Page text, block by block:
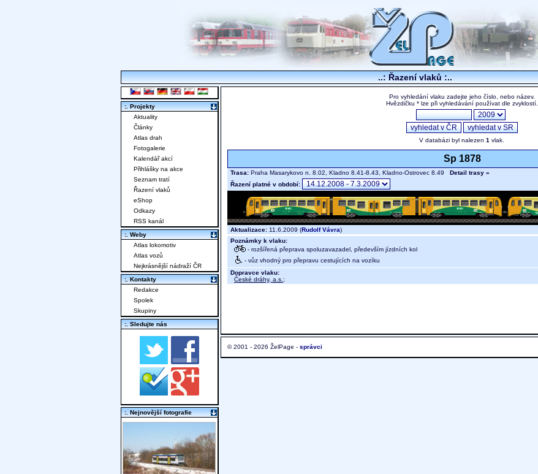
..: Řazení vlaků :..
Pro vyhledání vlaku zadejte jeho číslo, nebo název.
Hvězdičku * lze při vyhledávání používat dle zvyklostí.
V databázi byl nalezen 1 vlak.
Sp 1878
Trasa: Praha Masarykovo n. 8.02, Kladno 8.41-8.43, Kladno-Ostrovec 8.49 Detail trasy »
Řazení platné v období:
Aktualizace: 11.6.2009 (Rudolf Vávra)
Poznámky k vlaku:
- rozšířená přeprava spoluzavazadel, především jízdních kol
- vůz vhodný pro přepravu cestujících na vozíku
Dopravce vlaku:
České dráhy, a.s. ;
© 2001 - 2026 ŽelPage - správci
:. Projekty
Aktuality
Články
Atlas drah
Fotogalerie
Kalendář akcí
Přihlášky na akce
Seznam tratí
Řazení vlaků
eShop
Odkazy
RSS kanál
:. Weby
Atlas lokomotiv
Atlas vozů
Nejkrásnější nádraží ČR
:. Kontakty
Redakce
Spolek
Skupiny
:. Sledujte nás
:. Nejnovější fotografie